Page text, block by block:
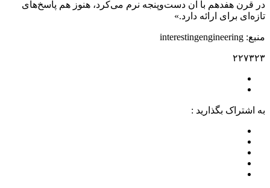
در قرن هفدهم با آن دست‌وپنجه نرم می‌کرد، هنوز هم پاسخ‌های
تازه‌ای برای ارائه دارد.»
منبع: interestingengineering
۲۲۷۳۲۳
به اشتراک بگذارید :